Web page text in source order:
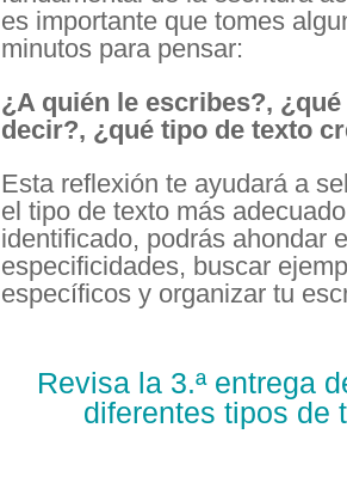
es importante que tomes
minutos para pensar:
¿A quién le escribes?,
decir?, ¿qué tipo de texto
Esta reflexión te ayudará a
el tipo de texto más
identificado, podrás ahondar
especificidades, buscar
específicos y organizar tu
Revisa la 3.ª entrega
diferentes tipos de